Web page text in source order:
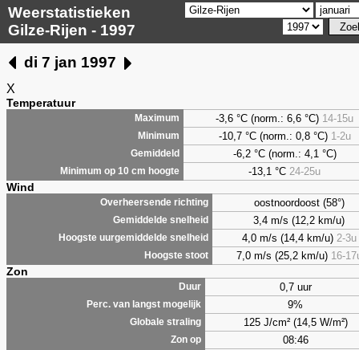
Weerstatistieken
Gilze-Rijen - 1997
di 7 jan 1997
X
Temperatuur
Maximum -3,6 °C (norm.: 6,6 °C) 14-15u
Minimum -10,7 °C (norm.: 0,8 °C) 1-2u
Gemiddeld -6,2°C (norm.: 4,1 °C)
Minimum op 10 cm hoogte -13,1 °C 24-25u
Wind
Overheersende richting oostnoordoost (58°)
Gemiddelde snelheid 3,4 m/s (12,2 km/u)
Hoogste uurgemiddelde snelheid 4,0 m/s (14,4 km/u) 2-3u
Hoogste stoot 7,0 m/s (25,2 km/u) 16-
Zon
Duur 0,7 uur
Perc. van langst mogelijk 9%
Globale straling 125 J/cm² (14,5 W/m²)
Zon op 08:46